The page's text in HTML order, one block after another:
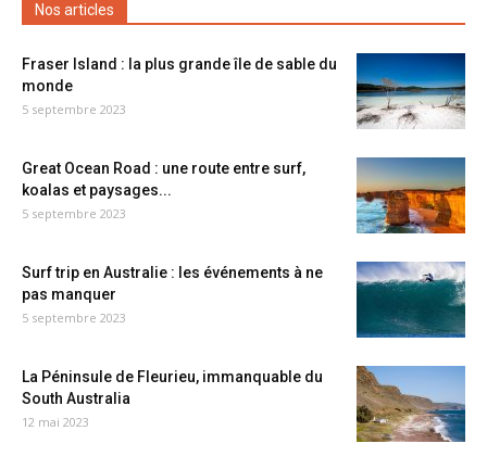
Nos articles
Fraser Island : la plus grande île de sable du
monde
5 septembre 2023
Great Ocean Road : une route entre surf,
koalas et paysages...
5 septembre 2023
Surf trip en Australie : les événements à ne
pas manquer
5 septembre 2023
La Péninsule de Fleurieu, immanquable du
South Australia
12 mai 2023